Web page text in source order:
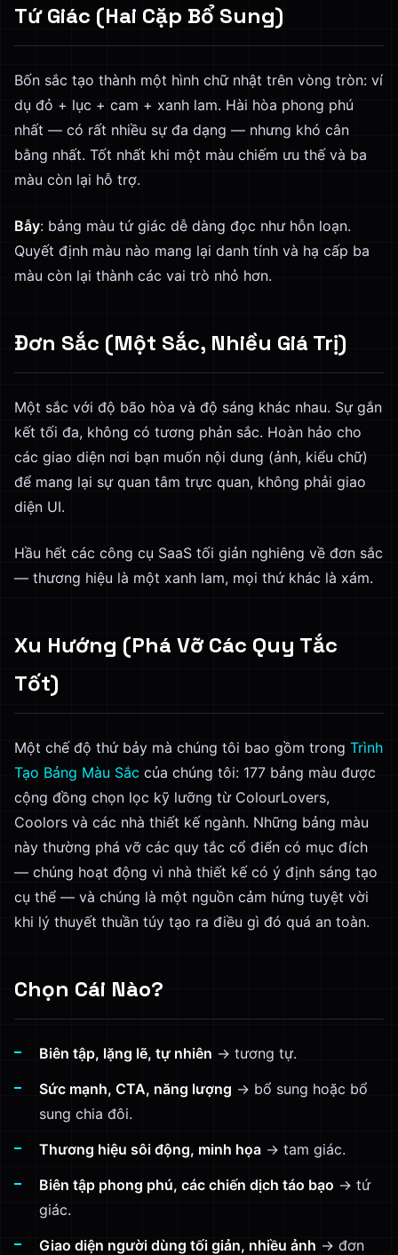
Tứ Giác (Hai Cặp Bổ Sung)
Bốn sắc tạo thành một hình chữ nhật trên vòng tròn: ví
dụ đỏ + lục + cam + xanh lam. Hài hòa phong phú
nhất — có rất nhiều sự đa dạng — nhưng khó cân
bằng nhất. Tốt nhất khi một màu chiếm ưu thế và ba
màu còn lại hỗ trợ.
Bẫy: bảng màu tứ giác dễ dàng đọc như hỗn loạn.
Quyết định màu nào mang lại danh tính và hạ cấp ba
màu còn lại thành các vai trò nhỏ hơn.
Đơn Sắc (Một Sắc, Nhiều Giá Trị)
Một sắc với độ bão hòa và độ sáng khác nhau. Sự gắn
kết tối đa, không có tương phản sắc. Hoàn hảo cho
các giao diện nơi bạn muốn nội dung (ảnh, kiểu chữ)
để mang lại sự quan tâm trực quan, không phải giao
diện UI.
Hầu hết các công cụ SaaS tối giản nghiêng về đơn sắc
— thương hiệu là một xanh lam, mọi thứ khác là xám.
Xu Hướng (Phá Vỡ Các Quy Tắc
Tốt)
Một chế độ thứ bảy mà chúng tôi bao gồm trong Trình
Tạo Bảng Màu Sắc của chúng tôi: 177 bảng màu được
cộng đồng chọn lọc kỹ lưỡng từ ColourLovers,
Coolors và các nhà thiết kế ngành. Những bảng màu
này thường phá vỡ các quy tắc cổ điển có mục đích
— chúng hoạt động vì nhà thiết kế có ý định sáng tạo
cụ thể — và chúng là một nguồn cảm hứng tuyệt vời
khi lý thuyết thuần túy tạo ra điều gì đó quá an toàn.
Chọn Cái Nào?
Biên tập, lặng lẽ, tự nhiên → tương tự.
Sức mạnh, CTA, năng lượng → bổ sung hoặc bổ
sung chia đôi.
Thương hiệu sôi động, minh họa → tam giác.
Biên tập phong phú, các chiến dịch táo bạo → tứ
giác.
Giao diện người dùng tối giản, nhiều ảnh → đơn